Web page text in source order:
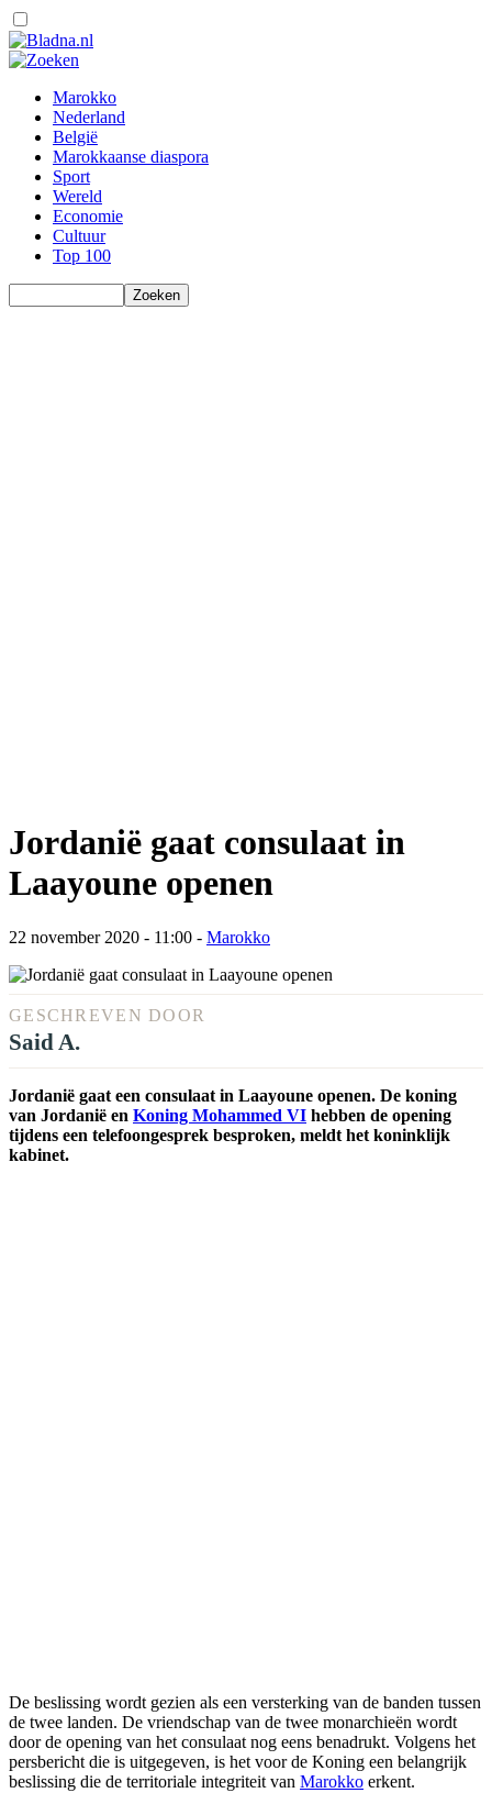
Marokko
Nederland
België
Marokkaanse diaspora
Sport
Wereld
Economie
Cultuur
Top 100
Jordanië gaat consulaat in
Laayoune openen
22 november 2020 - 11:00 - Marokko
GESCHREVEN DOOR
Said A.
Jordanië gaat een consulaat in Laayoune openen. De koning
van Jordanië en Koning Mohammed VI hebben de opening
tijdens een telefoongesprek besproken, meldt het koninklijk
kabinet.
De beslissing wordt gezien als een versterking van de banden tussen
de twee landen. De vriendschap van de twee monarchieën wordt
door de opening van het consulaat nog eens benadrukt. Volgens het
persbericht die is uitgegeven, is het voor de Koning een belangrijk
beslissing die de territoriale integriteit van Marokko erkent.